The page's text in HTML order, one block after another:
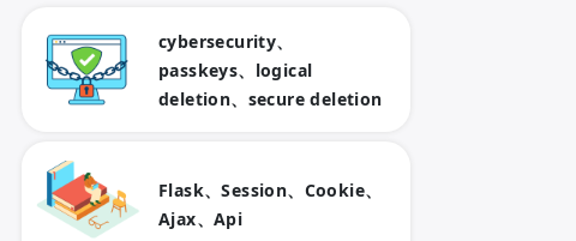
cybersecurity、
passkeys、logical
deletion、secure deletion
Flask、Session、Cookie、
Ajax、Api